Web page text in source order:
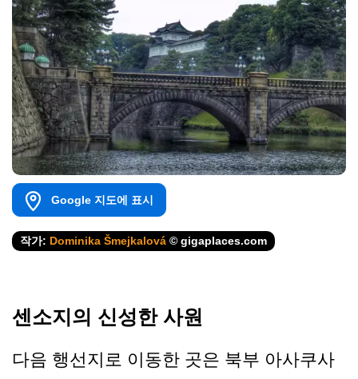
Google 지도에 표시
작가: Dominika Šmejkalová © gigaplaces.com
센소지의 신성한 사원
다음 행선지로 이동한 곳은 북부 아사쿠사